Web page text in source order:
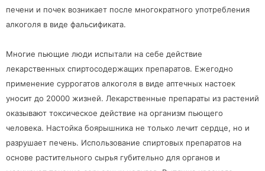
печени и почек возникает после многократного употребления
алкоголя в виде фальсификата.
Многие пьющие люди испытали на себе действие
лекарственных спиртосодержащих препаратов. Ежегодно
применение суррогатов алкоголя в виде аптечных настоек
уносит до 20000 жизней. Лекарственные препараты из растений
оказывают токсическое действие на организм пьющего
человека. Настойка боярышника не только лечит сердце, но и
разрушает печень. Использование спиртовых препаратов на
основе растительного сырья губительно для органов и